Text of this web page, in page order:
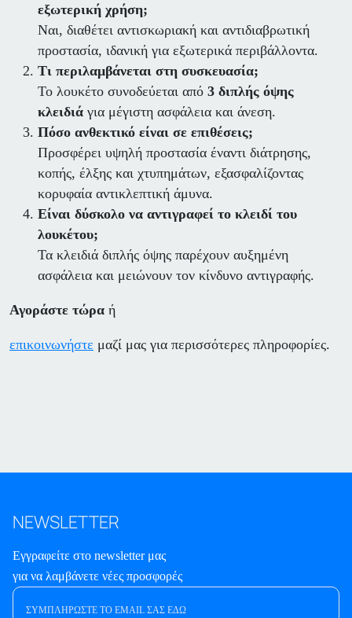
εξωτερική χρήση;
Ναι, διαθέτει αντισκωριακή και αντιδιαβρωτική
προστασία, ιδανική για εξωτερικά περιβάλλοντα.
Τι περιλαμβάνεται στη συσκευασία;
Το λουκέτο συνοδεύεται από 3 διπλής όψης
κλειδιά για μέγιστη ασφάλεια και άνεση.
Πόσο ανθεκτικό είναι σε επιθέσεις;
Προσφέρει υψηλή προστασία έναντι διάτρησης,
κοπής, έλξης και χτυπημάτων, εξασφαλίζοντας
κορυφαία αντικλεπτική άμυνα.
Είναι δύσκολο να αντιγραφεί το κλειδί του
λουκέτου;
Τα κλειδιά διπλής όψης παρέχουν αυξημένη
ασφάλεια και μειώνουν τον κίνδυνο αντιγραφής.
Αγοράστε τώρα ή
επικοινωνήστε μαζί μας για περισσότερες πληροφορίες.
NEWSLETTER
Εγγραφείτε στο newsletter μας
για να λαμβάνετε νέες προσφορές